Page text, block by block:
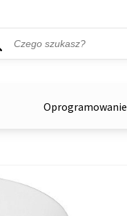
Oprogramowanie